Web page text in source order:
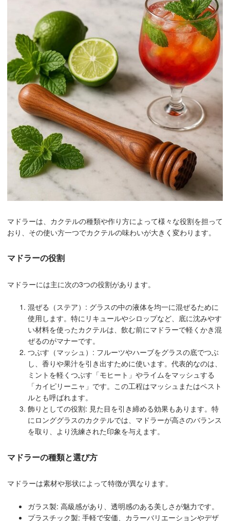
マドラーは、カクテルの種類や作り方によって様々な役割を担って
おり、その使い方一つでカクテルの味わいが大きく変わります。
マドラーの役割
マドラーには主に次の3つの役割があります。
混ぜる（ステア）: グラスの中の液体を均一に混ぜるために
使用します。特にリキュールやシロップなど、底に沈みやす
い材料を使ったカクテルは、飲む前にマドラーで軽くかき混
ぜるのがマナーです。
つぶす（マッシュ）: フルーツやハーブをグラスの底でつぶ
し、香りや果汁を引き出すために使います。代表的なのは、
ミントを軽くつぶす「モヒート」やライムをマッシュする
「カイピリーニャ」です。この工程はマッシュまたはペスト
ルとも呼ばれます。
飾りとしての役割: 見た目を引き締める効果もあります。特
にロンググラスのカクテルでは、マドラーが高さのバランス
を取り、より洗練された印象を与えます。
マドラーの種類と選び方
マドラーは素材や形状によって特徴が異なります。
ガラス製: 高級感があり、透明感のある美しさが魅力です。
プラスチック製: 手軽で安価、カラーバリエーションやデザ